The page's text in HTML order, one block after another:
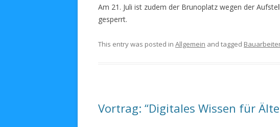
Am 21. Juli ist zudem der Brunoplatz wegen der
gesperrt.
This entry was posted in Allgemein and tagged
Vortrag: “Digitales Wissen für